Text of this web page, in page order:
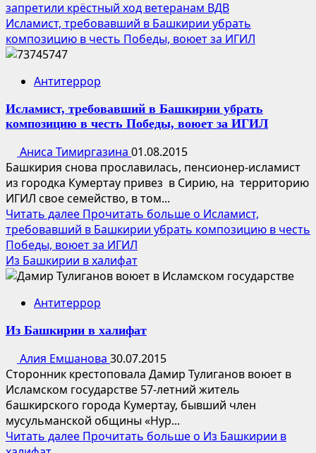
запретили крёстный ход ветеранам ВДВ
Исламист, требовавший в Башкирии убрать
композицию в честь Победы, воюет за ИГИЛ
Антитеррор
Исламист, требовавший в Башкирии убрать
композицию в честь Победы, воюет за ИГИЛ
Аниса Тимиргазина 01.08.2015
Башкирия снова прославилась, пенсионер-исламист
из городка Кумертау привез в Сирию, на территорию
ИГИЛ свое семейство, в том...
Читать далее Прочитать больше о Исламист,
требовавший в Башкирии убрать композицию в честь
Победы, воюет за ИГИЛ
Из Башкирии в халифат
Антитеррор
Из Башкирии в халифат
Алия Емшанова 30.07.2015
Сторонник крестоповала Дамир Тулиганов воюет в
Исламском государстве 57-летний житель
башкирского города Кумертау, бывший член
мусульманской общины «Нур...
Читать далее Прочитать больше о Из Башкирии в